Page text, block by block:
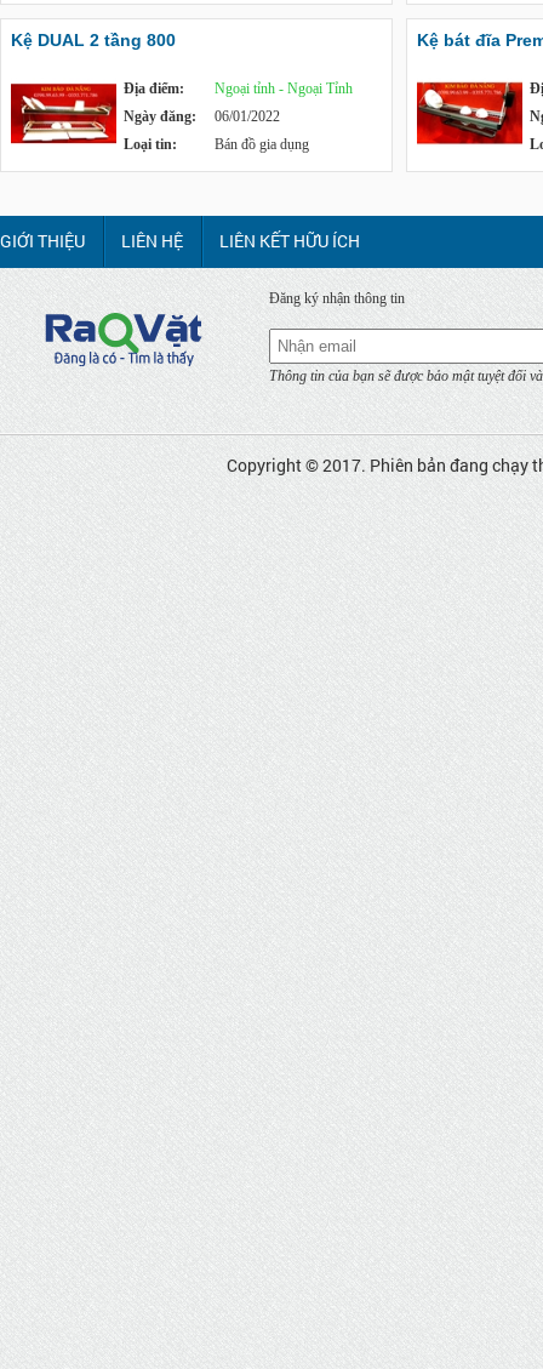
Kệ DUAL 2 tầng 800
Địa điểm:
Ngoại tỉnh - Ngoại Tỉnh
Ngày đăng:
06/01/2022
Loại tin:
Bán đồ gia dụng
Kệ bát đĩa
GIỚI THIỆU LIÊN HỆ LIÊN KẾT HỮU ÍCH
Đăng ký nhận thông tin
Thông tin của bạn sẽ được bảo mật tuyệt đối
Copyright © 2017. Phiên bản đang chạy